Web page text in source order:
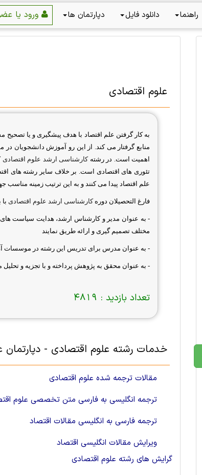
راهنما دانلود فایل دپارتمان ها
علوم اقتصادی
به کار گرفتن علم اقتصاد با هدف پیشگیری و یا
منابع گرفتار می کند. از این رو آموزش دانشجویان
اهمیت است. در رشتهکارشناسی ارشد علوم اقتصادی
تئوری های اقتصادی است. بر خلاف سایر رشته های
علم اقتصاد پیدا می کنند و به این ترتیب زمینه
فارغ التحصیلان دورهکارشناسی ارشد علوم اقتصادیبا
- به عنوان مدیر و کارشناس ارشد، هدایت سیاست
مختلف تصمیم گیری و ارائه طریق نمایند
- به عنوان مدرس برای تدریس این رشته در موسسات
- به عنوان محقق به پژوهش پرداخته و با تجزیه و
تعداد بازدید : 4819
خدمات رشته علوم اقتصادی - دپارتمان
مقالات ترجمه شده علوم اقتصادی
ترجمه انگلیسی به فارسی متن تخصصی علوم
ترجمه فارسی به انگلیسی مقالات اقتصاد
ویرایش مقالات انگلیسی اقتصاد
گرایش های رشته علوم اقتصادی